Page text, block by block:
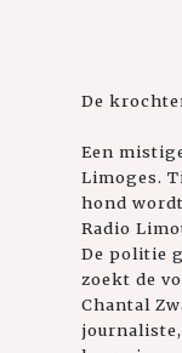
De
Een
Limoges.
hond
Radio
De politie
zoekt de
Chantal